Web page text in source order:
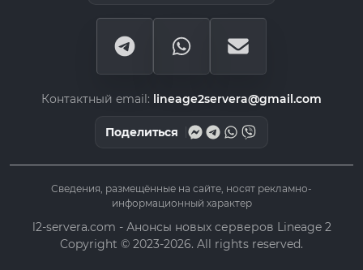
Контактный email: lineage2servera@gmail.com
Поделиться
Сведения, размещённые на сайте, носят рекламно-
информационный характер
l2-servera.com - Анонсы новых серверов Lineage 2
Copyright © 2023-2026. All rights reserved.